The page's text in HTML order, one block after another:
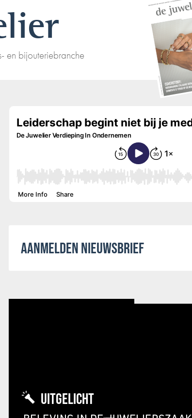
en bijouteriebranche
AANMELDEN NIEUWSBRIEF
UITGELICHT